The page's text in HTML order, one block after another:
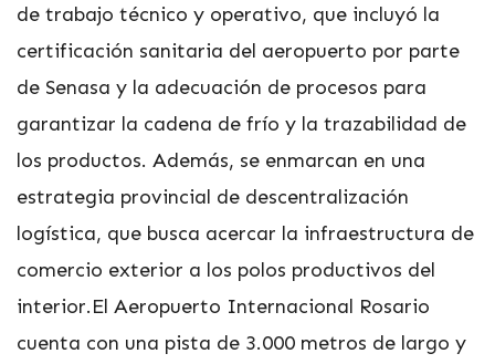
de trabajo técnico y operativo, que incluyó la
certificación sanitaria del aeropuerto por parte
de Senasa y la adecuación de procesos para
garantizar la cadena de frío y la trazabilidad de
los productos. Además, se enmarcan en una
estrategia provincial de descentralización
logística, que busca acercar la infraestructura de
comercio exterior a los polos productivos del
interior.El Aeropuerto Internacional Rosario
cuenta con una pista de 3.000 metros de largo y